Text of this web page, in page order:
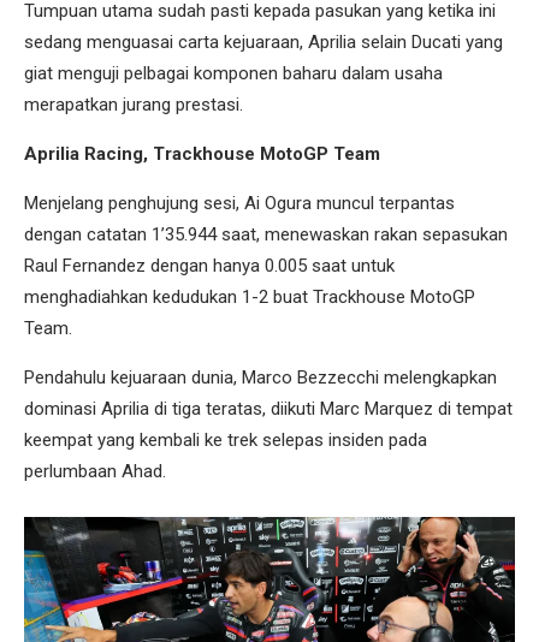
Tumpuan utama sudah pasti kepada pasukan yang ketika ini
sedang menguasai carta kejuaraan, Aprilia selain Ducati yang
giat menguji pelbagai komponen baharu dalam usaha
merapatkan jurang prestasi.
Aprilia Racing, Trackhouse MotoGP Team
Menjelang penghujung sesi, Ai Ogura muncul terpantas
dengan catatan 1’35.944 saat, menewaskan rakan sepasukan
Raul Fernandez dengan hanya 0.005 saat untuk
menghadiahkan kedudukan 1-2 buat Trackhouse MotoGP
Team.
Pendahulu kejuaraan dunia, Marco Bezzecchi melengkapkan
dominasi Aprilia di tiga teratas, diikuti Marc Marquez di tempat
keempat yang kembali ke trek selepas insiden pada
perlumbaan Ahad.